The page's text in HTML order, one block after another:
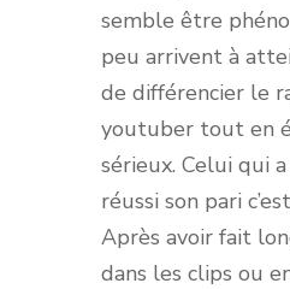
semble être
peu arrivent à
de différencier le
youtuber tout en
sérieux. Celui qui
réussi son pari
Après avoir fait
dans les clips ou